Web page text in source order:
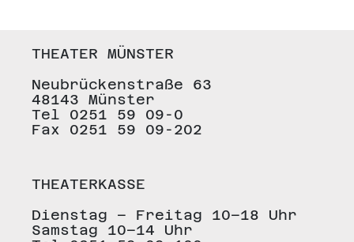
THEATER MÜNSTER
Neubrückenstraße 63
48143 Münster
Tel 0251 59 09-0
Fax 0251 59 09-202
THEATERKASSE
Dienstag – Freitag 10–18 Uhr
Samstag 10–14 Uhr